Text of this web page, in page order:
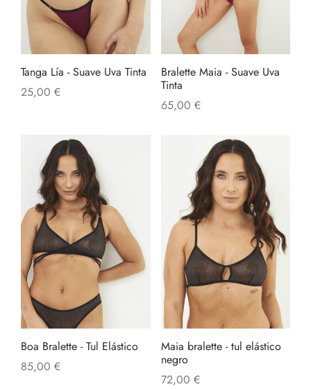
Tanga Lía - Suave Uva Tinta
25,00 €
Bralette Maia - Suave Uva
Tinta
65,00 €
Boa Bralette - Tul Elástico
85,00 €
Maia bralette - tul elástico
negro
72,00 €